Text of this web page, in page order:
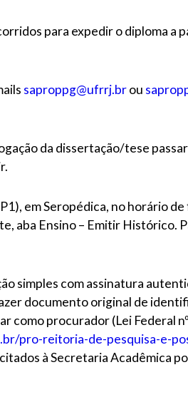
para expedir o diploma a
saproppg@ufrrj.brou
da dissertação/tese
em Seropédica, no horário
aba Ensino – Emitir
simples com assinatura
documento original de
como procurador (Lei Federal
pro-reitoria-de-pesquisa-e-
à Secretaria Acadêmica